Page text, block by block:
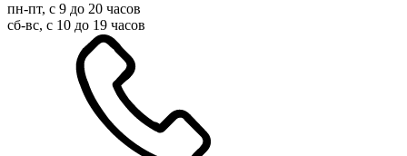
пн-пт, с 9 до 20 часов
сб-вс, с 10 до 19 часов